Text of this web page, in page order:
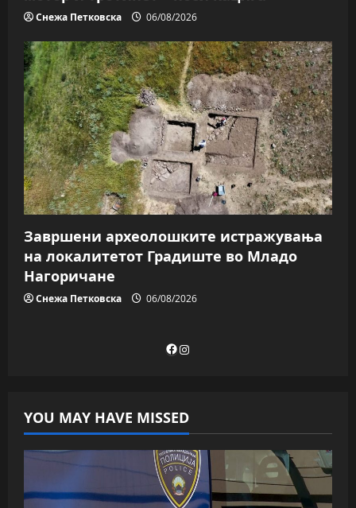
Снежа Петковска 06/08/2026
Завршени археолошките истражувања
на локалитетот Градиште во Младо
Нагоричане
Снежа Петковска 06/08/2026
Facebook
Instagram
YOU MAY HAVE MISSED